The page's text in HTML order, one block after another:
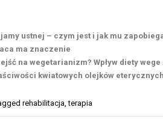
ustnej – czym jest i jak mu
ma znaczenie
na wegetarianizm? Wpływ diety
kwiatowych olejków eterycznych
rehabilitacja ,terapia